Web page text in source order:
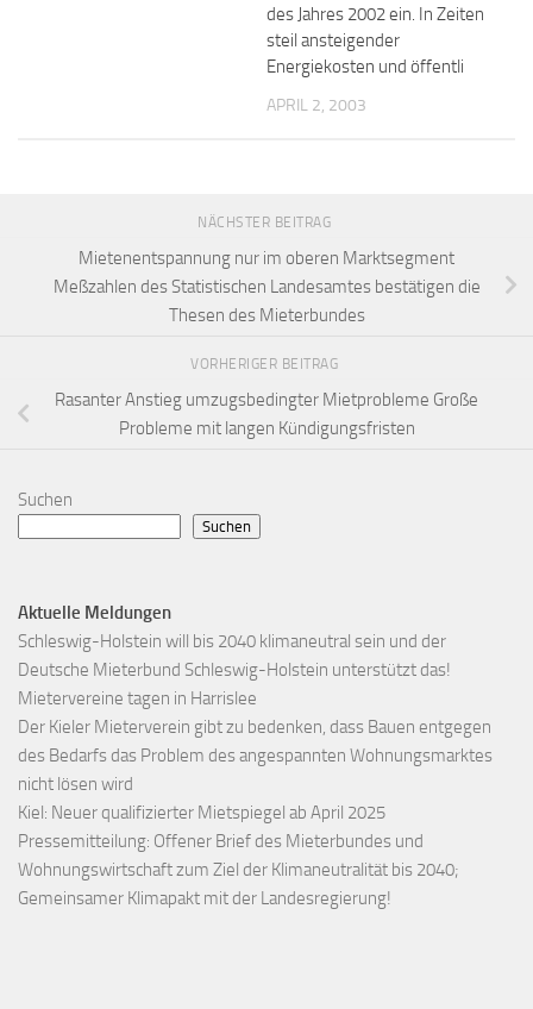
des Jahres 2002 ein. In Zeiten
steil ansteigender
Energiekosten und öffentli
APRIL 2, 2003
NÄCHSTER BEITRAG
Mietenentspannung nur im oberen Marktsegment
Meßzahlen des Statistischen Landesamtes bestätigen die
Thesen des Mieterbundes
VORHERIGER BEITRAG
Rasanter Anstieg umzugsbedingter Mietprobleme Große
Probleme mit langen Kündigungsfristen
Suchen
Suchen
Aktuelle Meldungen
Schleswig-Holstein will bis 2040 klimaneutral sein und der
Deutsche Mieterbund Schleswig-Holstein unterstützt das!
Mietervereine tagen in Harrislee
Der Kieler Mieterverein gibt zu bedenken, dass Bauen entgegen
des Bedarfs das Problem des angespannten Wohnungsmarktes
nicht lösen wird
Kiel: Neuer qualifizierter Mietspiegel ab April 2025
Pressemitteilung: Offener Brief des Mieterbundes und
Wohnungswirtschaft zum Ziel der Klimaneutralität bis 2040;
Gemeinsamer Klimapakt mit der Landesregierung!